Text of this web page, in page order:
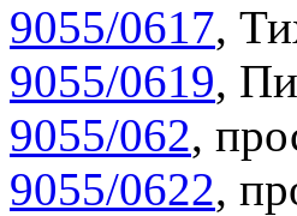
9055/0617,
9055/0619,
9055/062,
9055/0622,